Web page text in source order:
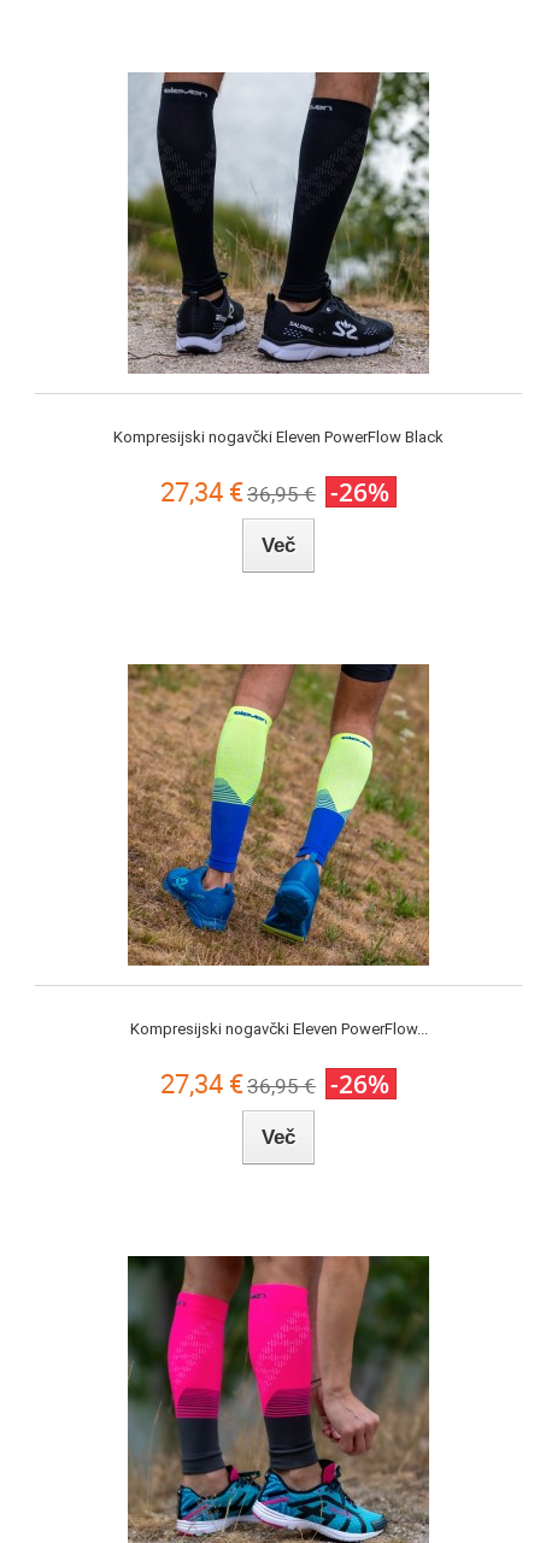
Kompresijski nogavčki Eleven PowerFlow Black
27,34 €36,95 € -26%
Več
Kompresijski nogavčki Eleven PowerFlow...
27,34 €36,95 € -26%
Več